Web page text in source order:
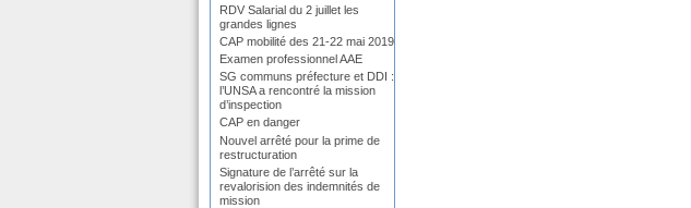
RDV Salarial du 2 juillet les
grandes lignes
CAP mobilité des 21-22 mai 2019
Examen professionnel AAE
SG communs préfecture et DDI :
l’UNSA a rencontré la mission
d’inspection
CAP en danger
Nouvel arrêté pour la prime de
restructuration
Signature de l’arrêté sur la
revalorision des indemnités de
mission